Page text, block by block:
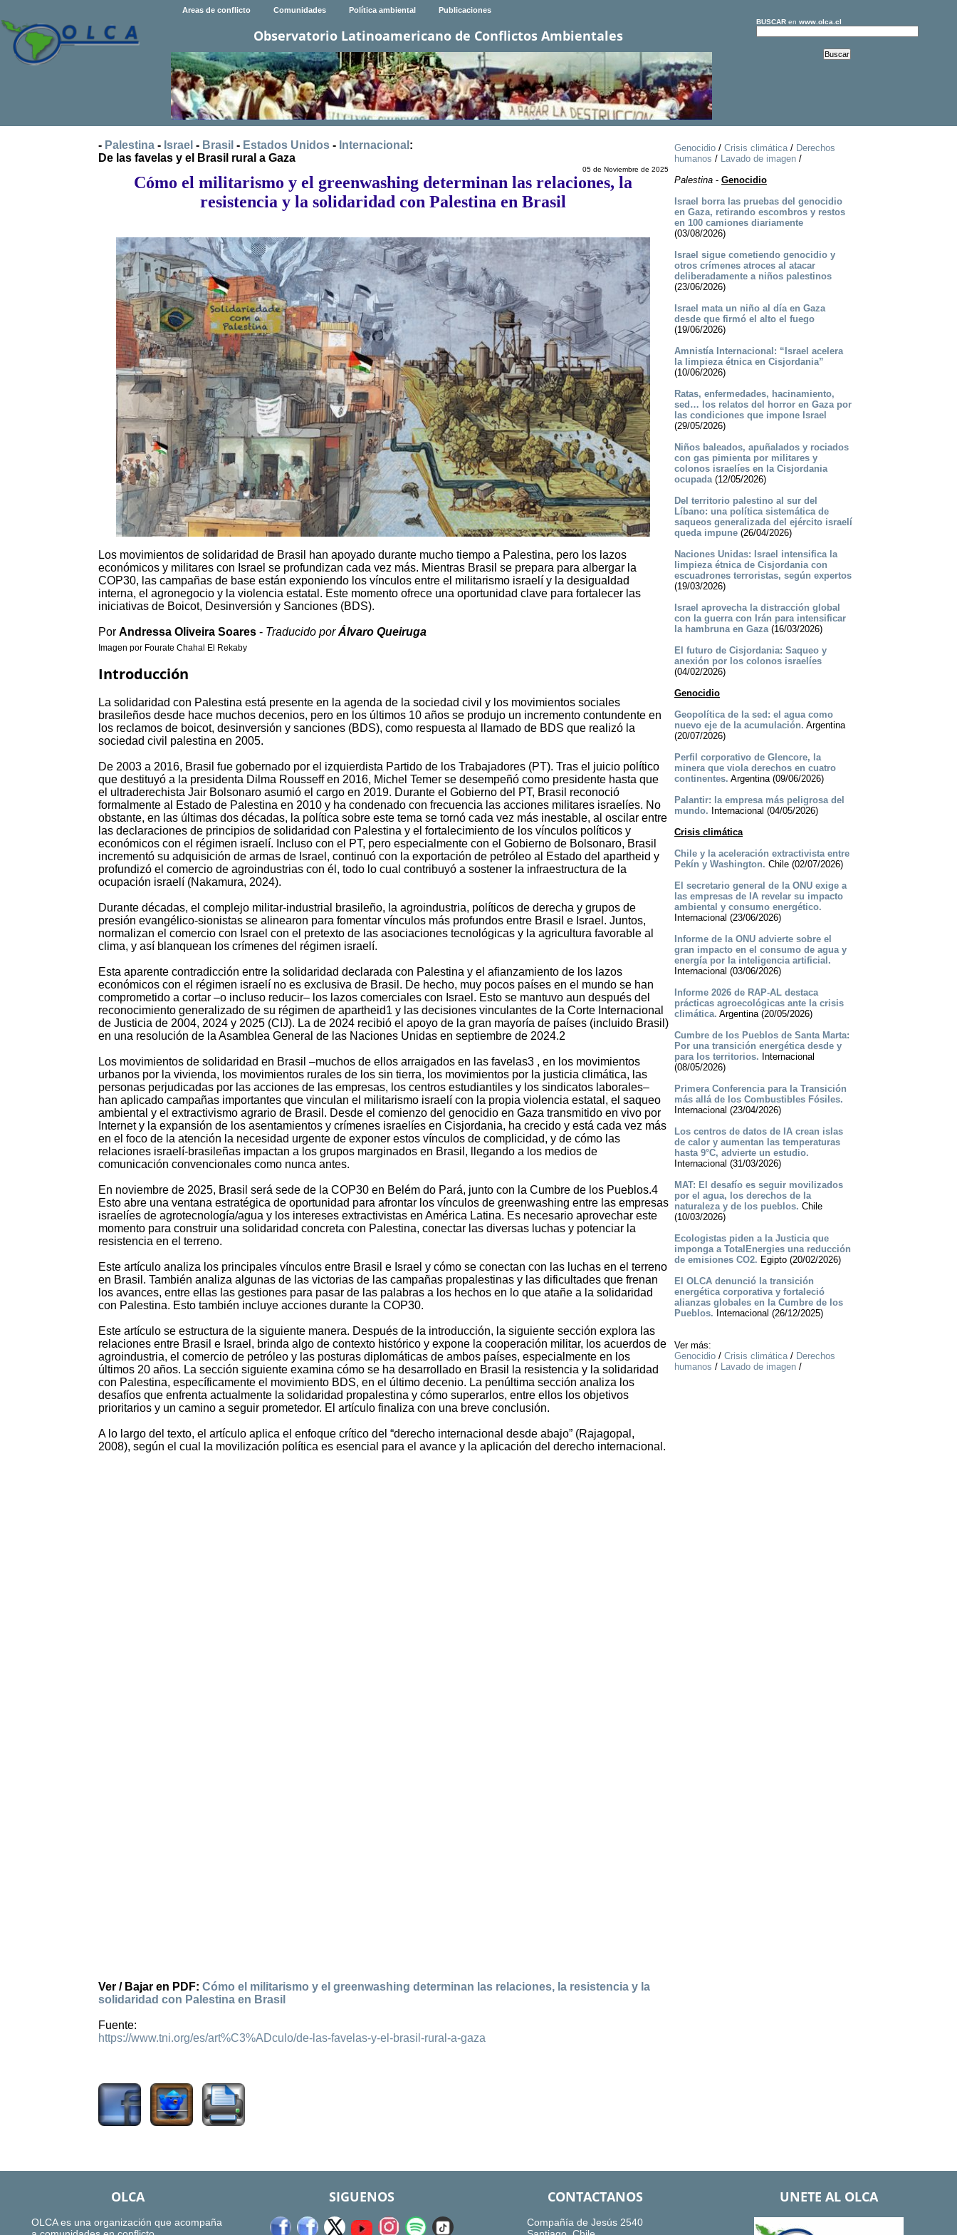
Areas de conflicto Comunidades Política ambiental Publicaciones
Observatorio Latinoamericano de Conflictos Ambientales
BUSCARen www.olca.cl
- Palestina - Israel - Brasil - Estados Unidos - Internacional :
De las favelas y el Brasil rural a Gaza
05 de Noviembre de 2025
Cómo el militarismo y el greenwashing determinan las relaciones, la
resistencia y la solidaridad con Palestina en Brasil
Los movimientos de solidaridad de Brasil han apoyado durante mucho tiempo a Palestina, pero los lazos
económicos y militares con Israel se profundizan cada vez más. Mientras Brasil se prepara para albergar la
COP30, las campañas de base están exponiendo los vínculos entre el militarismo israelí y la desigualdad
interna, el agronegocio y la violencia estatal. Este momento ofrece una oportunidad clave para fortalecer las
iniciativas de Boicot, Desinversión y Sanciones (BDS).
Por Andressa Oliveira Soares - Traducido porÁlvaro Queiruga
Imagen por Fourate Chahal El Rekaby
Introducción
La solidaridad con Palestina está presente en la agenda de la sociedad civil y los movimientos sociales
brasileños desde hace muchos decenios, pero en los últimos 10 años se produjo un incremento contundente en
los reclamos de boicot, desinversión y sanciones (BDS), como respuesta al llamado de BDS que realizó la
sociedad civil palestina en 2005.
De 2003 a 2016, Brasil fue gobernado por el izquierdista Partido de los Trabajadores (PT). Tras el juicio político
que destituyó a la presidenta Dilma Rousseff en 2016, Michel Temer se desempeñó como presidente hasta que
el ultraderechista Jair Bolsonaro asumió el cargo en 2019. Durante el Gobierno del PT, Brasil reconoció
formalmente al Estado de Palestina en 2010 y ha condenado con frecuencia las acciones militares israelíes. No
obstante, en las últimas dos décadas, la política sobre este tema se tornó cada vez más inestable, al oscilar entre
las declaraciones de principios de solidaridad con Palestina y el fortalecimiento de los vínculos políticos y
económicos con el régimen israelí. Incluso con el PT, pero especialmente con el Gobierno de Bolsonaro, Brasil
incrementó su adquisición de armas de Israel, continuó con la exportación de petróleo al Estado del apartheid y
profundizó el comercio de agroindustrias con él, todo lo cual contribuyó a sostener la infraestructura de la
ocupación israelí (Nakamura, 2024).
Durante décadas, el complejo militar-industrial brasileño, la agroindustria, políticos de derecha y grupos de
presión evangélico-sionistas se alinearon para fomentar vínculos más profundos entre Brasil e Israel. Juntos,
normalizan el comercio con Israel con el pretexto de las asociaciones tecnológicas y la agricultura favorable al
clima, y así blanquean los crímenes del régimen israelí.
Esta aparente contradicción entre la solidaridad declarada con Palestina y el afianzamiento de los lazos
económicos con el régimen israelí no es exclusiva de Brasil. De hecho, muy pocos países en el mundo se han
comprometido a cortar –o incluso reducir– los lazos comerciales con Israel. Esto se mantuvo aun después del
reconocimiento generalizado de su régimen de apartheid1 y las decisiones vinculantes de la Corte Internacional
de Justicia de 2004, 2024 y 2025 (CIJ). La de 2024 recibió el apoyo de la gran mayoría de países (incluido Brasil)
en una resolución de la Asamblea General de las Naciones Unidas en septiembre de 2024.2
Los movimientos de solidaridad en Brasil –muchos de ellos arraigados en las favelas3 , en los movimientos
urbanos por la vivienda, los movimientos rurales de los sin tierra, los movimientos por la justicia climática, las
personas perjudicadas por las acciones de las empresas, los centros estudiantiles y los sindicatos laborales–
han aplicado campañas importantes que vinculan el militarismo israelí con la propia violencia estatal, el saqueo
ambiental y el extractivismo agrario de Brasil. Desde el comienzo del genocidio en Gaza transmitido en vivo por
Internet y la expansión de los asentamientos y crímenes israelíes en Cisjordania, ha crecido y está cada vez más
en el foco de la atención la necesidad urgente de exponer estos vínculos de complicidad, y de cómo las
relaciones israelí-brasileñas impactan a los grupos marginados en Brasil, llegando a los medios de
comunicación convencionales como nunca antes.
En noviembre de 2025, Brasil será sede de la COP30 en Belém do Pará, junto con la Cumbre de los Pueblos.4
Esto abre una ventana estratégica de oportunidad para afrontar los vínculos de greenwashing entre las empresas
israelíes de agrotecnología/agua y los intereses extractivistas en América Latina. Es necesario aprovechar este
momento para construir una solidaridad concreta con Palestina, conectar las diversas luchas y potenciar la
resistencia en el terreno.
Este artículo analiza los principales vínculos entre Brasil e Israel y cómo se conectan con las luchas en el terreno
en Brasil. También analiza algunas de las victorias de las campañas propalestinas y las dificultades que frenan
los avances, entre ellas las gestiones para pasar de las palabras a los hechos en lo que atañe a la solidaridad
con Palestina. Esto también incluye acciones durante la COP30.
Este artículo se estructura de la siguiente manera. Después de la introducción, la siguiente sección explora las
relaciones entre Brasil e Israel, brinda algo de contexto histórico y expone la cooperación militar, los acuerdos de
agroindustria, el comercio de petróleo y las posturas diplomáticas de ambos países, especialmente en los
últimos 20 años. La sección siguiente examina cómo se ha desarrollado en Brasil la resistencia y la solidaridad
con Palestina, específicamente el movimiento BDS, en el último decenio. La penúltima sección analiza los
desafíos que enfrenta actualmente la solidaridad propalestina y cómo superarlos, entre ellos los objetivos
prioritarios y un camino a seguir prometedor. El artículo finaliza con una breve conclusión.
A lo largo del texto, el artículo aplica el enfoque crítico del “derecho internacional desde abajo” (Rajagopal,
2008), según el cual la movilización política es esencial para el avance y la aplicación del derecho internacional.
Ver / Bajar en PDF: Cómo el militarismo y el greenwashing determinan las relaciones, la resistencia y la
solidaridad con Palestina en Brasil
Fuente:
https://www.tni.org/es/art%C3%ADculo/de-las-favelas-y-el-brasil-rural-a-gaza
Genocidio/ Crisis climática/ Derechos
humanos / Lavado de imagen/
Palestina- Genocidio
Israel borra las pruebas del genocidio
en Gaza, retirando escombros y restos
en 100 camiones diariamente
(03/08/2026)
Israel sigue cometiendo genocidio y
otros crímenes atroces al atacar
deliberadamente a niños palestinos
(23/06/2026)
Israel mata un niño al día en Gaza
desde que firmó el alto el fuego
(19/06/2026)
Amnistía Internacional: “Israel acelera
la limpieza étnica en Cisjordania”
(10/06/2026)
Ratas, enfermedades, hacinamiento,
sed… los relatos del horror en Gaza por
las condiciones que impone Israel
(29/05/2026)
Niños baleados, apuñalados y rociados
con gas pimienta por militares y
colonos israelíes en la Cisjordania
ocupada(12/05/2026)
Del territorio palestino al sur del
Líbano: una política sistemática de
saqueos generalizada del ejército israelí
queda impune(26/04/2026)
Naciones Unidas: Israel intensifica la
limpieza étnica de Cisjordania con
escuadrones terroristas, según expertos
(19/03/2026)
Israel aprovecha la distracción global
con la guerra con Irán para intensificar
la hambruna en Gaza(16/03/2026)
El futuro de Cisjordania: Saqueo y
anexión por los colonos israelíes
(04/02/2026)
Genocidio
Geopolítica de la sed: el agua como
nuevo eje de la acumulación. Argentina
(20/07/2026)
Perfil corporativo de Glencore, la
minera que viola derechos en cuatro
continentes. Argentina (09/06/2026)
Palantir: la empresa más peligrosa del
mundo. Internacional (04/05/2026)
Crisis climática
Chile y la aceleración extractivista entre
Pekín y Washington. Chile (02/07/2026)
El secretario general de la ONU exige a
las empresas de IA revelar su impacto
ambiental y consumo energético.
Internacional (23/06/2026)
Informe de la ONU advierte sobre el
gran impacto en el consumo de agua y
energía por la inteligencia artificial.
Internacional (03/06/2026)
Informe 2026 de RAP-AL destaca
prácticas agroecológicas ante la crisis
climática. Argentina (20/05/2026)
Cumbre de los Pueblos de Santa Marta:
Por una transición energética desde y
para los territorios. Internacional
(08/05/2026)
Primera Conferencia para la Transición
más allá de los Combustibles Fósiles.
Internacional (23/04/2026)
Los centros de datos de IA crean islas
de calor y aumentan las temperaturas
hasta 9°C, advierte un estudio.
Internacional (31/03/2026)
MAT: El desafío es seguir movilizados
por el agua, los derechos de la
naturaleza y de los pueblos. Chile
(10/03/2026)
Ecologistas piden a la Justicia que
imponga a TotalEnergies una reducción
de emisiones CO2. Egipto (20/02/2026)
El OLCA denunció la transición
energética corporativa y fortaleció
alianzas globales en la Cumbre de los
Pueblos. Internacional (26/12/2025)
Ver más:
Genocidio/ Crisis climática/ Derechos
humanos / Lavado de imagen/
OLCA
OLCA es una organización que acompaña
SIGUENOS CONTACTANOS
Compañía de Jesús 2540
UNETE AL OLCA